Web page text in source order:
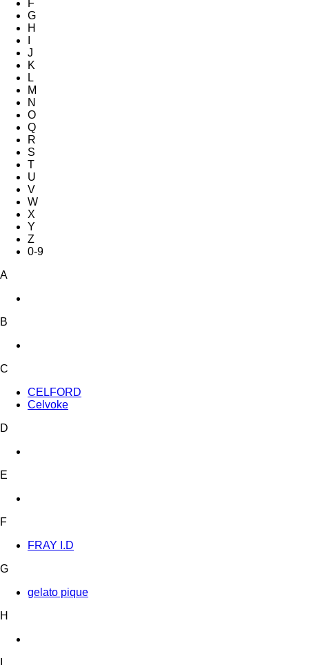
F
G
H
J
K
L
M
N
O
Q
R
S
T
U
V
W
X
Y
Z
0-9
A
B
C
CELFORD
Celvoke
D
E
F
FRAY I.D
G
gelato pique
H